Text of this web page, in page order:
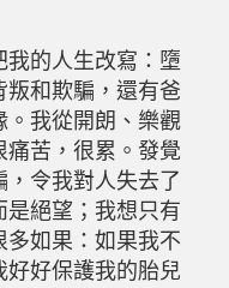
的人生改寫：墮
叛和欺騙，還有爸
。我從開朗、樂觀
痛苦，很累。發覺
令我對人失去了
絕望；我想只有
如果：如果我不
好好保護我的胎兒